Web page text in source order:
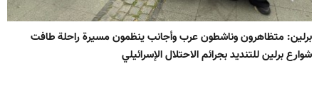
برلين: متظاهرون وناشطون عرب وأجانب ينظمون مسيرة راحلة طافت
شوارع برلين للتنديد بجرائم الاحتلال الإسرائيلي